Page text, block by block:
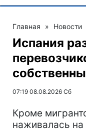
Главная » Новости
Испания
07:19 08.08.2026 Сб
Кроме
наживалась на